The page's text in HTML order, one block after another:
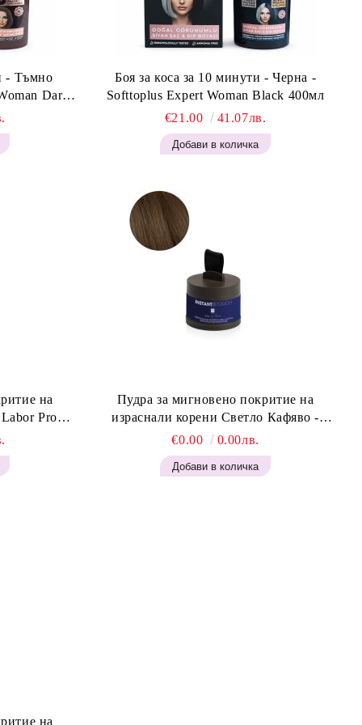
- Тъмно
Dark
Боя за коса за 10 минути - Черна -
Softtoplus Expert Woman Black 400мл
€21.00
41.07лв.
на
Пудра за мигновено покритие на
израснали корени Светло Кафяво -
Labor Pro Instant Retouch Powder - Light
Brown H644
€0.00 0.00лв.
на